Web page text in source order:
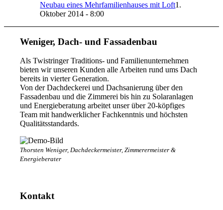
Neubau eines Mehrfamilienhauses mit Loft1.
Oktober 2014 - 8:00
Weniger, Dach- und Fassadenbau
Als Twistringer Traditions- und Familienunternehmen
bieten wir unseren Kunden alle Arbeiten rund ums Dach
bereits in vierter Generation.
Von der Dachdeckerei und Dachsanierung über den
Fassadenbau und die Zimmerei bis hin zu Solaranlagen
und Energieberatung arbeitet unser über 20-köpfiges
Team mit handwerklicher Fachkenntnis und höchsten
Qualitätsstandards.
Thorsten Weniger, Dachdeckermeister, Zimmerermeister &
Energieberater
Kontakt